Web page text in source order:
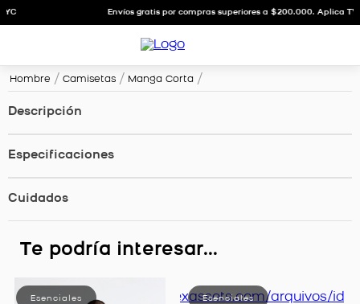
Envíos gratis por compras superiores a $200.000. Aplica TYC
Hombre Camisetas Manga Corta
Descripción
Especificaciones
Cuidados
Te podría interesar...